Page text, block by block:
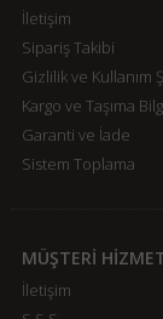
İletişim
Sipariş Takibi
Gizlilik ve Kullanım
Kargo ve Taşıma
Garanti ve İade
Sistem Toplama
MÜŞTERİ
İletişim